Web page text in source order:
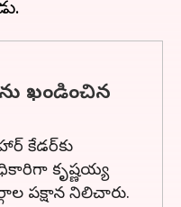
ఖండించిన
కేడర్‌కు
కృష్ణయ్య
పక్షాన నిలిచారు.